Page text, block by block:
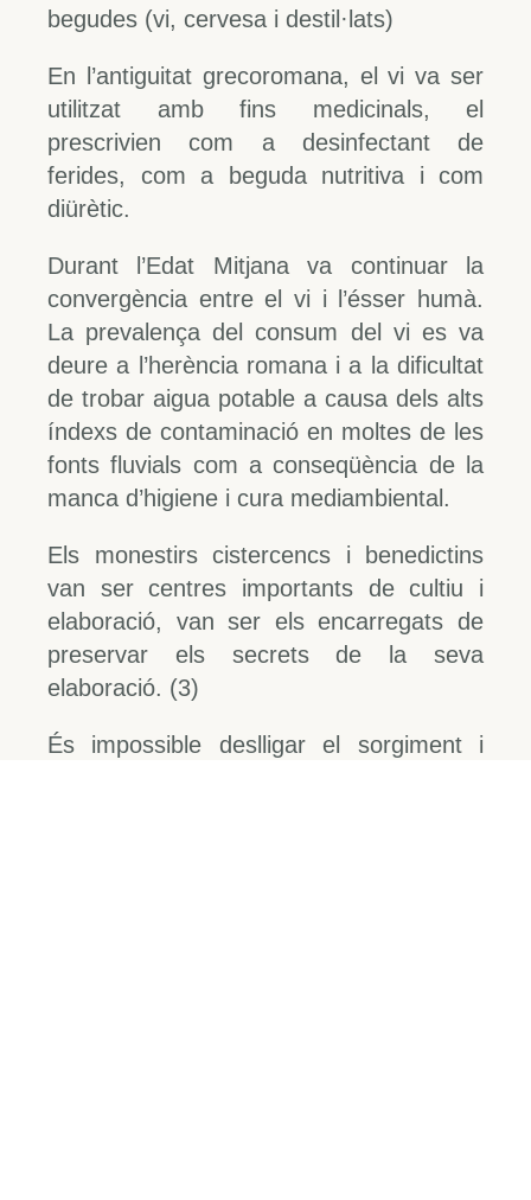
begudes (vi, cervesa i destil·lats)
En l’antiguitat grecoromana, el vi va ser
utilitzat amb fins medicinals, el
prescrivien com a desinfectant de
ferides, com a beguda nutritiva i com
diürètic.
Durant l’Edat Mitjana va continuar la
convergència entre el vi i l’ésser humà.
La prevalença del consum del vi es va
deure a l’herència romana i a la dificultat
de trobar aigua potable a causa dels alts
índexs de contaminació en moltes de les
fonts fluvials com a conseqüència de la
manca d’higiene i cura mediambiental.
Els monestirs cistercencs i benedictins
van ser centres importants de cultiu i
elaboració, van ser els encarregats de
preservar els secrets de la seva
elaboració. (3)
És impossible deslligar el sorgiment i